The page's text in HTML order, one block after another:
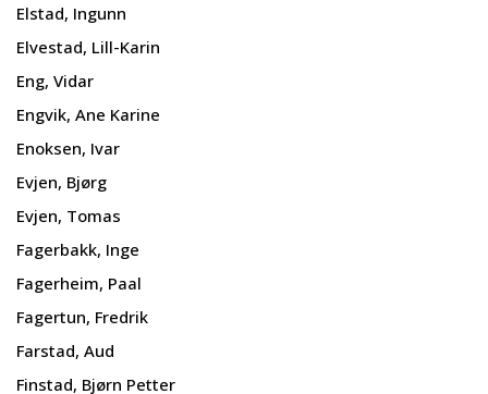
Elstad, Ingunn
Elvestad, Lill-Karin
Eng, Vidar
Engvik, Ane Karine
Enoksen, Ivar
Evjen, Bjørg
Evjen, Tomas
Fagerbakk, Inge
Fagerheim, Paal
Fagertun, Fredrik
Farstad, Aud
Finstad, Bjørn Petter